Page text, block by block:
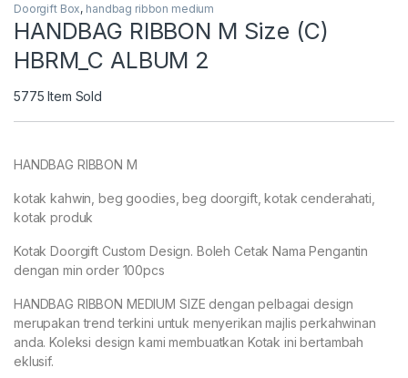
Doorgift Box, handbag ribbon medium
HANDBAG RIBBON M Size (C)
HBRM_C ALBUM 2
5775 Item Sold
HANDBAG RIBBON M
kotak kahwin, beg goodies, beg doorgift, kotak cenderahati,
kotak produk
Kotak Doorgift Custom Design. Boleh Cetak Nama Pengantin
dengan min order 100pcs
HANDBAG RIBBON MEDIUM SIZE dengan pelbagai design
merupakan trend terkini untuk menyerikan majlis perkahwinan
anda. Koleksi design kami membuatkan Kotak ini bertambah
eklusif.